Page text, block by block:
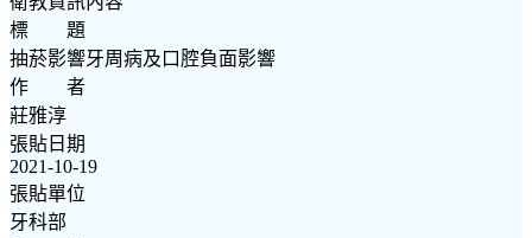
標 題
抽菸影響牙周病及口腔負面影響
作 者
莊雅淳
張貼日期
2021-10-19
張貼單位
牙科部